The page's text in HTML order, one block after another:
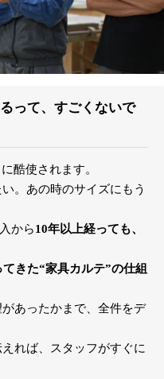
って、すごくないで
酷使されます。
。あの時のサイズにもう
から10年以上経っても、
きた“家具カルテ”の仕組
あったかまで、全件をデ
れば、スタッフがすぐに